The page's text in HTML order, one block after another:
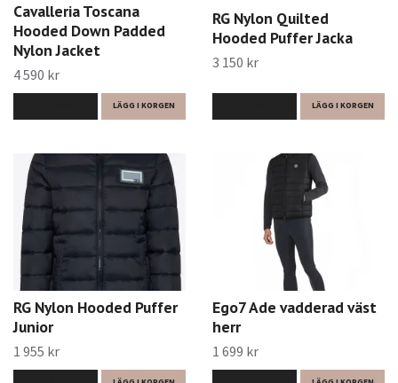
Cavalleria Toscana
Hooded Down Padded
Nylon Jacket
4 590 kr
LÄGG I KORGEN
RG Nylon Quilted
Hooded Puffer Jacka
3 150 kr
LÄGG I KORGEN
RG Nylon Hooded Puffer
Junior
1 955 kr
Ego7 Ade vadderad väst
herr
1 699 kr